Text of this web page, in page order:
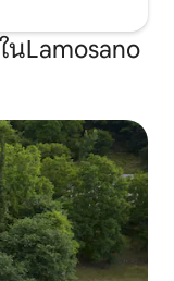
Lamosano